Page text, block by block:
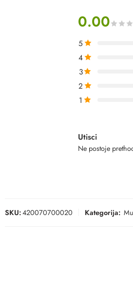
0.00
5
4
3
2
1
Utisci
Ne postoje
SKU:420070700020 Kategorija: